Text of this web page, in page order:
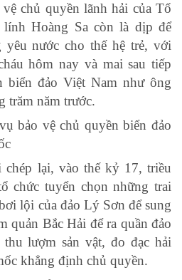
chủ quyền lãnh hải của Tổ
Hoàng Sa còn là dịp để
yêu nước cho thế hệ trẻ, với
hôm nay và mai sau tiếp
biển đảo Việt Nam như ông
trăm năm trước.
bảo vệ chủ quyền biển đảo
chép lại, vào thế kỷ 17, triều
chức tuyển chọn những trai
lội của đảo Lý Sơn để sung
quản Bắc Hải để ra quần đảo
lượm sản vật, đo đạc hải
khẳng định chủ quyền.